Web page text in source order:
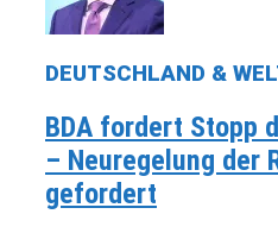
DEUTSCHLAND &
BDA fordert Stopp
– Neuregelung der
gefordert